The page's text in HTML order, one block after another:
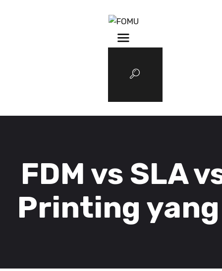
FDM vs SLA
Printing